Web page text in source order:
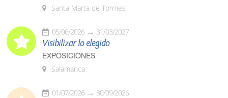
Santa Marta de Tormes
05/06/2026 31/03/2027
Visibilizar lo elegido
EXPOSICIONES
Salamanca
01/07/2026 30/09/2026